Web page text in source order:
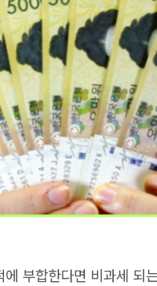
부합한다면 비과세 되